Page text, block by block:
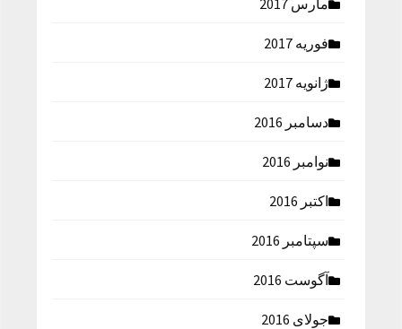
مارس 2017
فوریه 2017
ژانویه 2017
دسامبر 2016
نوامبر 2016
اکتبر 2016
سپتامبر 2016
آگوست 2016
جولای 2016